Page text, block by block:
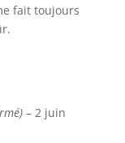
fait toujours
– 2 juin